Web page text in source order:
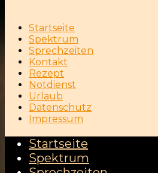
Startseite
Spektrum
Sprechzeiten
Kontakt
Rezept
Notdienst
Urlaub
Datenschutz
Impressum
Startseite
Spektrum